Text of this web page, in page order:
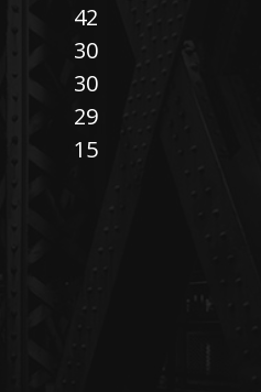
42
30
30
29
15